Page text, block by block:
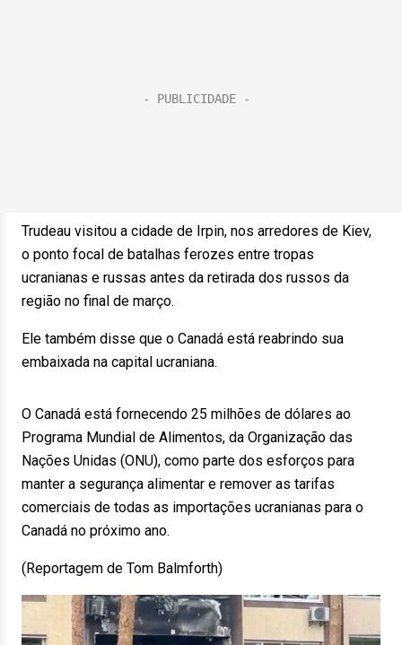
Trudeau visitou a cidade de Irpin, nos arredores de Kiev,
o ponto focal de batalhas ferozes entre tropas
ucranianas e russas antes da retirada dos russos da
região no final de março.
Ele também disse que o Canadá está reabrindo sua
embaixada na capital ucraniana.
O Canadá está fornecendo 25 milhões de dólares ao
Programa Mundial de Alimentos, da Organização das
Nações Unidas (ONU), como parte dos esforços para
manter a segurança alimentar e remover as tarifas
comerciais de todas as importações ucranianas para o
Canadá no próximo ano.
(Reportagem de Tom Balmforth)